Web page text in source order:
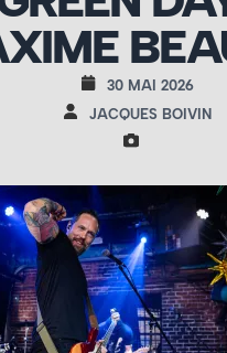
30 MAI 2026
JACQUES BOIVIN